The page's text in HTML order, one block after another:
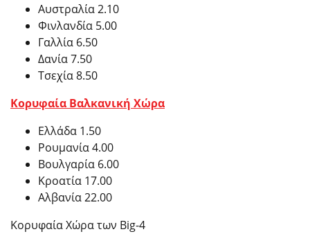
Αυστραλία 2.10
Φινλανδία 5.00
Γαλλία 6.50
Δανία 7.50
Τσεχία 8.50
Κορυφαία Βαλκανική Χώρα
Ελλάδα 1.50
Ρουμανία 4.00
Βουλγαρία 6.00
Κροατία 17.00
Αλβανία 22.00
Κορυφαία Χώρα των Big-4